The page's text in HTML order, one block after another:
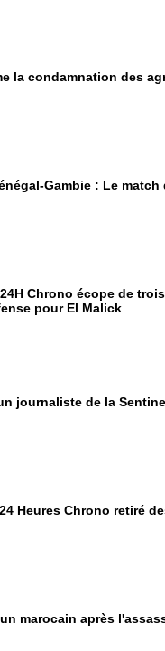
la condamnation des
Gambie : Le match
Chrono écope de
pour El Malick
journaliste de la
Heures Chrono retiré
marocain après